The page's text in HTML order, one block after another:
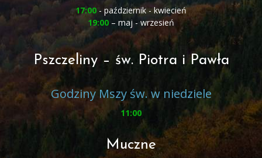
17:00 - październik - kwiecień
19:00 – maj - wrzesień
Pszczeliny – św. Piotra i Pawła
Godziny Mszy św. w niedziele
11:00
Muczne